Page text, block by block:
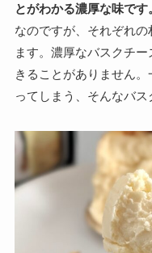
とがわかる濃厚な味です
なのですが、それぞれ
ます。濃厚なバスクチ
きることがありません
ってしまう、そんなバス